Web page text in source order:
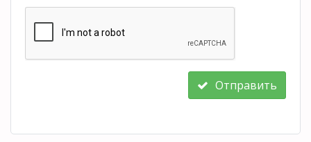
Отправить